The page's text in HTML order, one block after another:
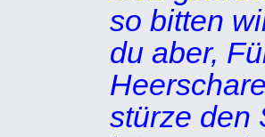
so bitten
du aber,
stürze den